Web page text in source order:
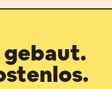
gebaut.